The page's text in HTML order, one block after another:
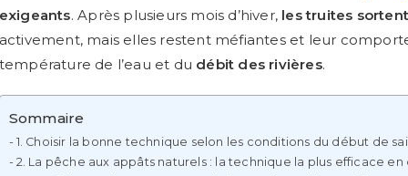
. Après plusieurs mois d’hiver, les truites
mais elles restent méfiantes et leur
de l’eau et du débit des rivières.
Sommaire
1. Choisir la bonne technique selon les conditions du début de
2. La pêche aux appâts naturels : la technique la plus efficace